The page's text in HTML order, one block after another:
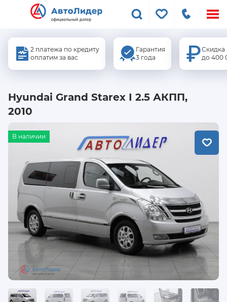
2 платежа по кредиту
оплатим за вас
Гарантия
3 года
Скидка
до 400
Hyundai Grand Starex I 2.5 АКПП,
2010
В наличии